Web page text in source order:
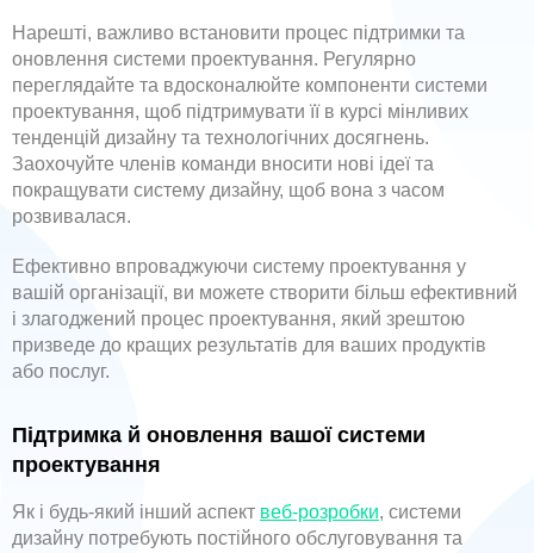
Нарешті, важливо встановити процес підтримки та
оновлення системи проектування. Регулярно
переглядайте та вдосконалюйте компоненти системи
проектування, щоб підтримувати її в курсі мінливих
тенденцій дизайну та технологічних досягнень.
Заохочуйте членів команди вносити нові ідеї та
покращувати систему дизайну, щоб вона з часом
розвивалася.
Ефективно впроваджуючи систему проектування у
вашій організації, ви можете створити більш ефективний
і злагоджений процес проектування, який зрештою
призведе до кращих результатів для ваших продуктів
або послуг.
Підтримка й оновлення вашої системи
проектування
Як і будь-який інший аспект веб-розробки, системи
дизайну потребують постійного обслуговування та